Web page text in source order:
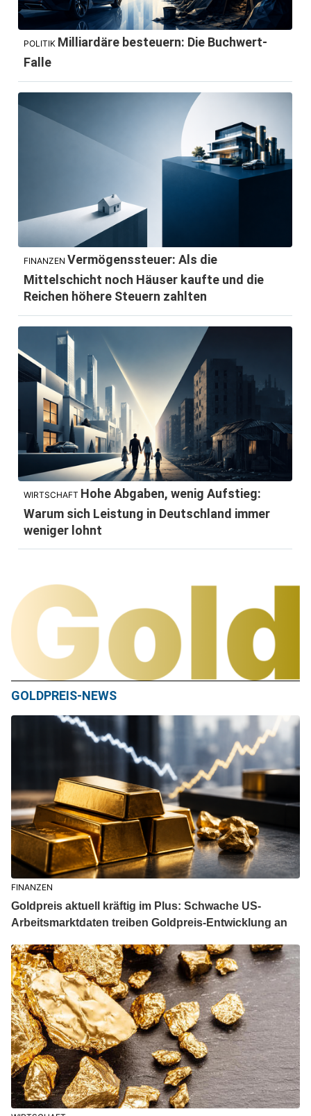
POLITIK Milliardäre besteuern: Die Buchwert-
Falle
FINANZEN Vermögenssteuer: Als die
Mittelschicht noch Häuser kaufte und die
Reichen höhere Steuern zahlten
WIRTSCHAFT Hohe Abgaben, wenig Aufstieg:
Warum sich Leistung in Deutschland immer
weniger lohnt
GOLDPREIS-NEWS
FINANZEN
Goldpreis aktuell kräftig im Plus: Schwache US-
Arbeitsmarktdaten treiben Goldpreis-Entwicklung an